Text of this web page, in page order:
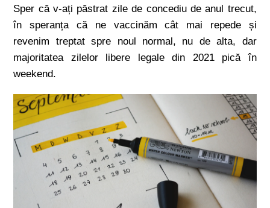
Sper că v-ați păstrat zile de concediu de anul trecut,
în speranța că ne vaccinăm cât mai repede și
revenim treptat spre noul normal, nu de alta, dar
majoritatea zilelor libere legale din 2021 pică în
weekend.